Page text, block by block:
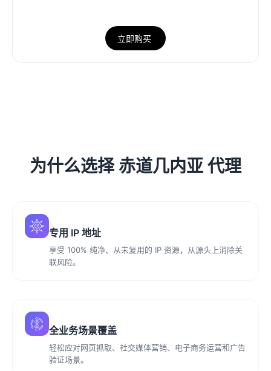
立即购买
为什么选择 赤道几内亚 代理
专用 IP 地址
享受 100% 纯净、从未复用的 IP 资源，从源头上消除关
联风险。
全业务场景覆盖
轻松应对网页抓取、社交媒体营销、电子商务运营和广告
验证场景。